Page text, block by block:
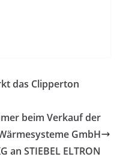
das Clipperton
beim Verkauf der
GmbH
an STIEBEL ELTRON